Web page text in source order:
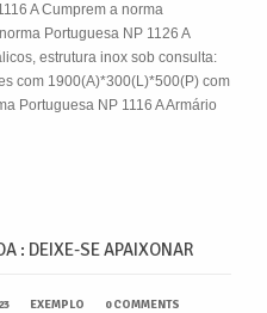
A Cumprem a norma
Portuguesa NP 1126 A
estrutura inox sob consulta:
com 1900(A)*300(L)*500(P) com
Portuguesa NP 1116 A Armário
: DEIXE-SE APAIXONAR
EXEMPLO 0 COMMENTS